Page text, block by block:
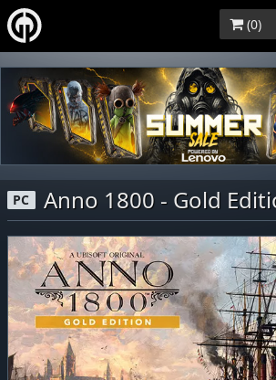
(0)
PC Anno 1800 - Gold